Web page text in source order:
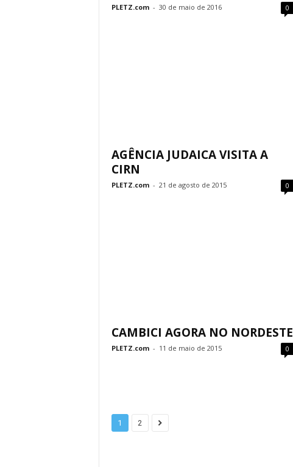
PLETZ.com - 30 de maio de 2016 0
AGÊNCIA JUDAICA VISITA A
CIRN
PLETZ.com - 21 de agosto de 2015 0
CAMBICI AGORA NO NORDESTE
PLETZ.com - 11 de maio de 2015 0
1 2